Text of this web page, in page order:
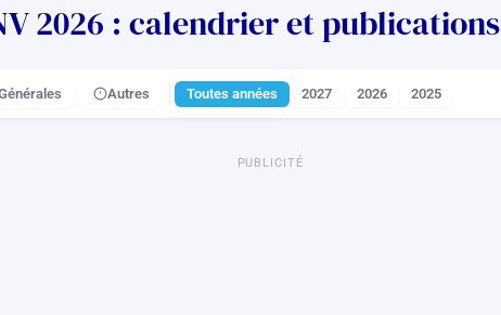
2026 : calendrier et publications
Autres Toutes années 2027 2026 2025
PUBLICITÉ